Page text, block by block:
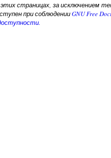
страницах, за исключением
при соблюденииGNU Free